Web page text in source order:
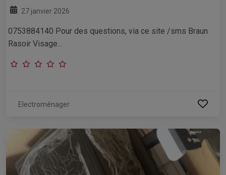
27 janvier 2026
0753884140 Pour des questions, via ce site /sms Braun
Rasoir Visage...
Electroménager